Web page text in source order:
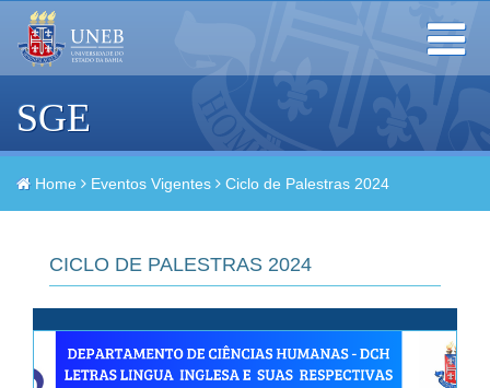
SGE
Toggle
navigation
Home Eventos Vigentes Ciclo de Palestras 2024
CICLO DE PALESTRAS 2024